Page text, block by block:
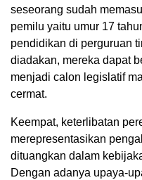
seseorang sudah
pemilu yaitu umur 17
pendidikan di perguruan
diadakan, mereka dapat
menjadi calon legislatif
cermat.
Keempat, keterlibatan
merepresentasikan
dituangkan dalam
Dengan adanya upaya-